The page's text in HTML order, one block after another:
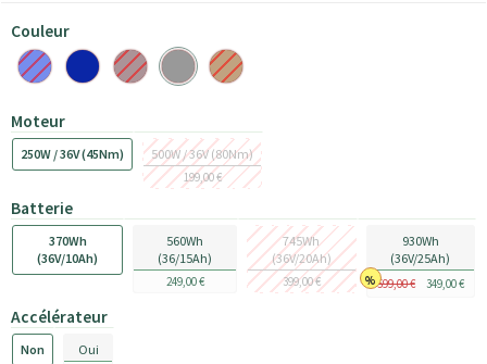
Couleur
Moteur
250W / 36V (45Nm) 500W / 36V (80Nm)
199,00 €
Batterie
370Wh
(36V/10Ah)
560Wh
(36/15Ah)
249,00 €
745Wh
(36V/20Ah)
399,00 €
930Wh
(36V/25Ah)
599,00 € 349,00 €
Accélérateur
Non Oui